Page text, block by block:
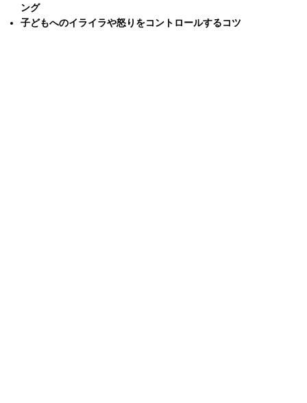
ング
子どもへのイライラや怒りをコントロールするコツ